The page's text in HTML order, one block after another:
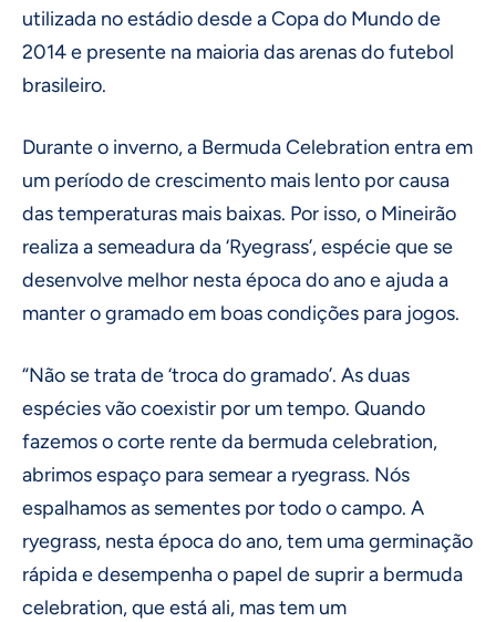
utilizada no estádio desde a Copa do Mundo de
2014 e presente na maioria das arenas do futebol
brasileiro.
Durante o inverno, a Bermuda Celebration entra em
um período de crescimento mais lento por causa
das temperaturas mais baixas. Por isso, o Mineirão
realiza a semeadura da ‘Ryegrass’, espécie que se
desenvolve melhor nesta época do ano e ajuda a
manter o gramado em boas condições para jogos.
“Não se trata de ‘troca do gramado’. As duas
espécies vão coexistir por um tempo. Quando
fazemos o corte rente da bermuda celebration,
abrimos espaço para semear a ryegrass. Nós
espalhamos as sementes por todo o campo. A
ryegrass, nesta época do ano, tem uma germinação
rápida e desempenha o papel de suprir a bermuda
celebration, que está ali, mas tem um